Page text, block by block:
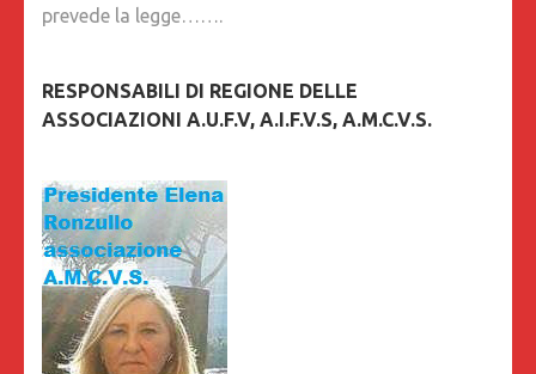
prevede la legge…….
RESPONSABILI DI REGIONE DELLE
ASSOCIAZIONI A.U.F.V, A.I.F.V.S, A.M.C.V.S.